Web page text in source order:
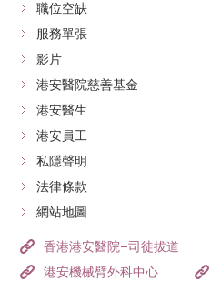
職位空缺
服務單張
影片
港安醫院慈善基金
港安醫生
港安員工
私隱聲明
法律條款
網站地圖
香港港安醫院–司徒拔道
港安機械臂外科中心